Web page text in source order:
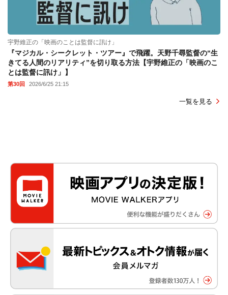
宇野維正の「映画のことは監督に訊け」
『マジカル・シークレット・ツアー』で飛躍。天野千尋監督の“生
きてる人間のリアリティ”を切り取る方法【宇野維正の「映画のこ
とは監督に訊け」】
第30回 2026/6/25 21:15
一覧を見る